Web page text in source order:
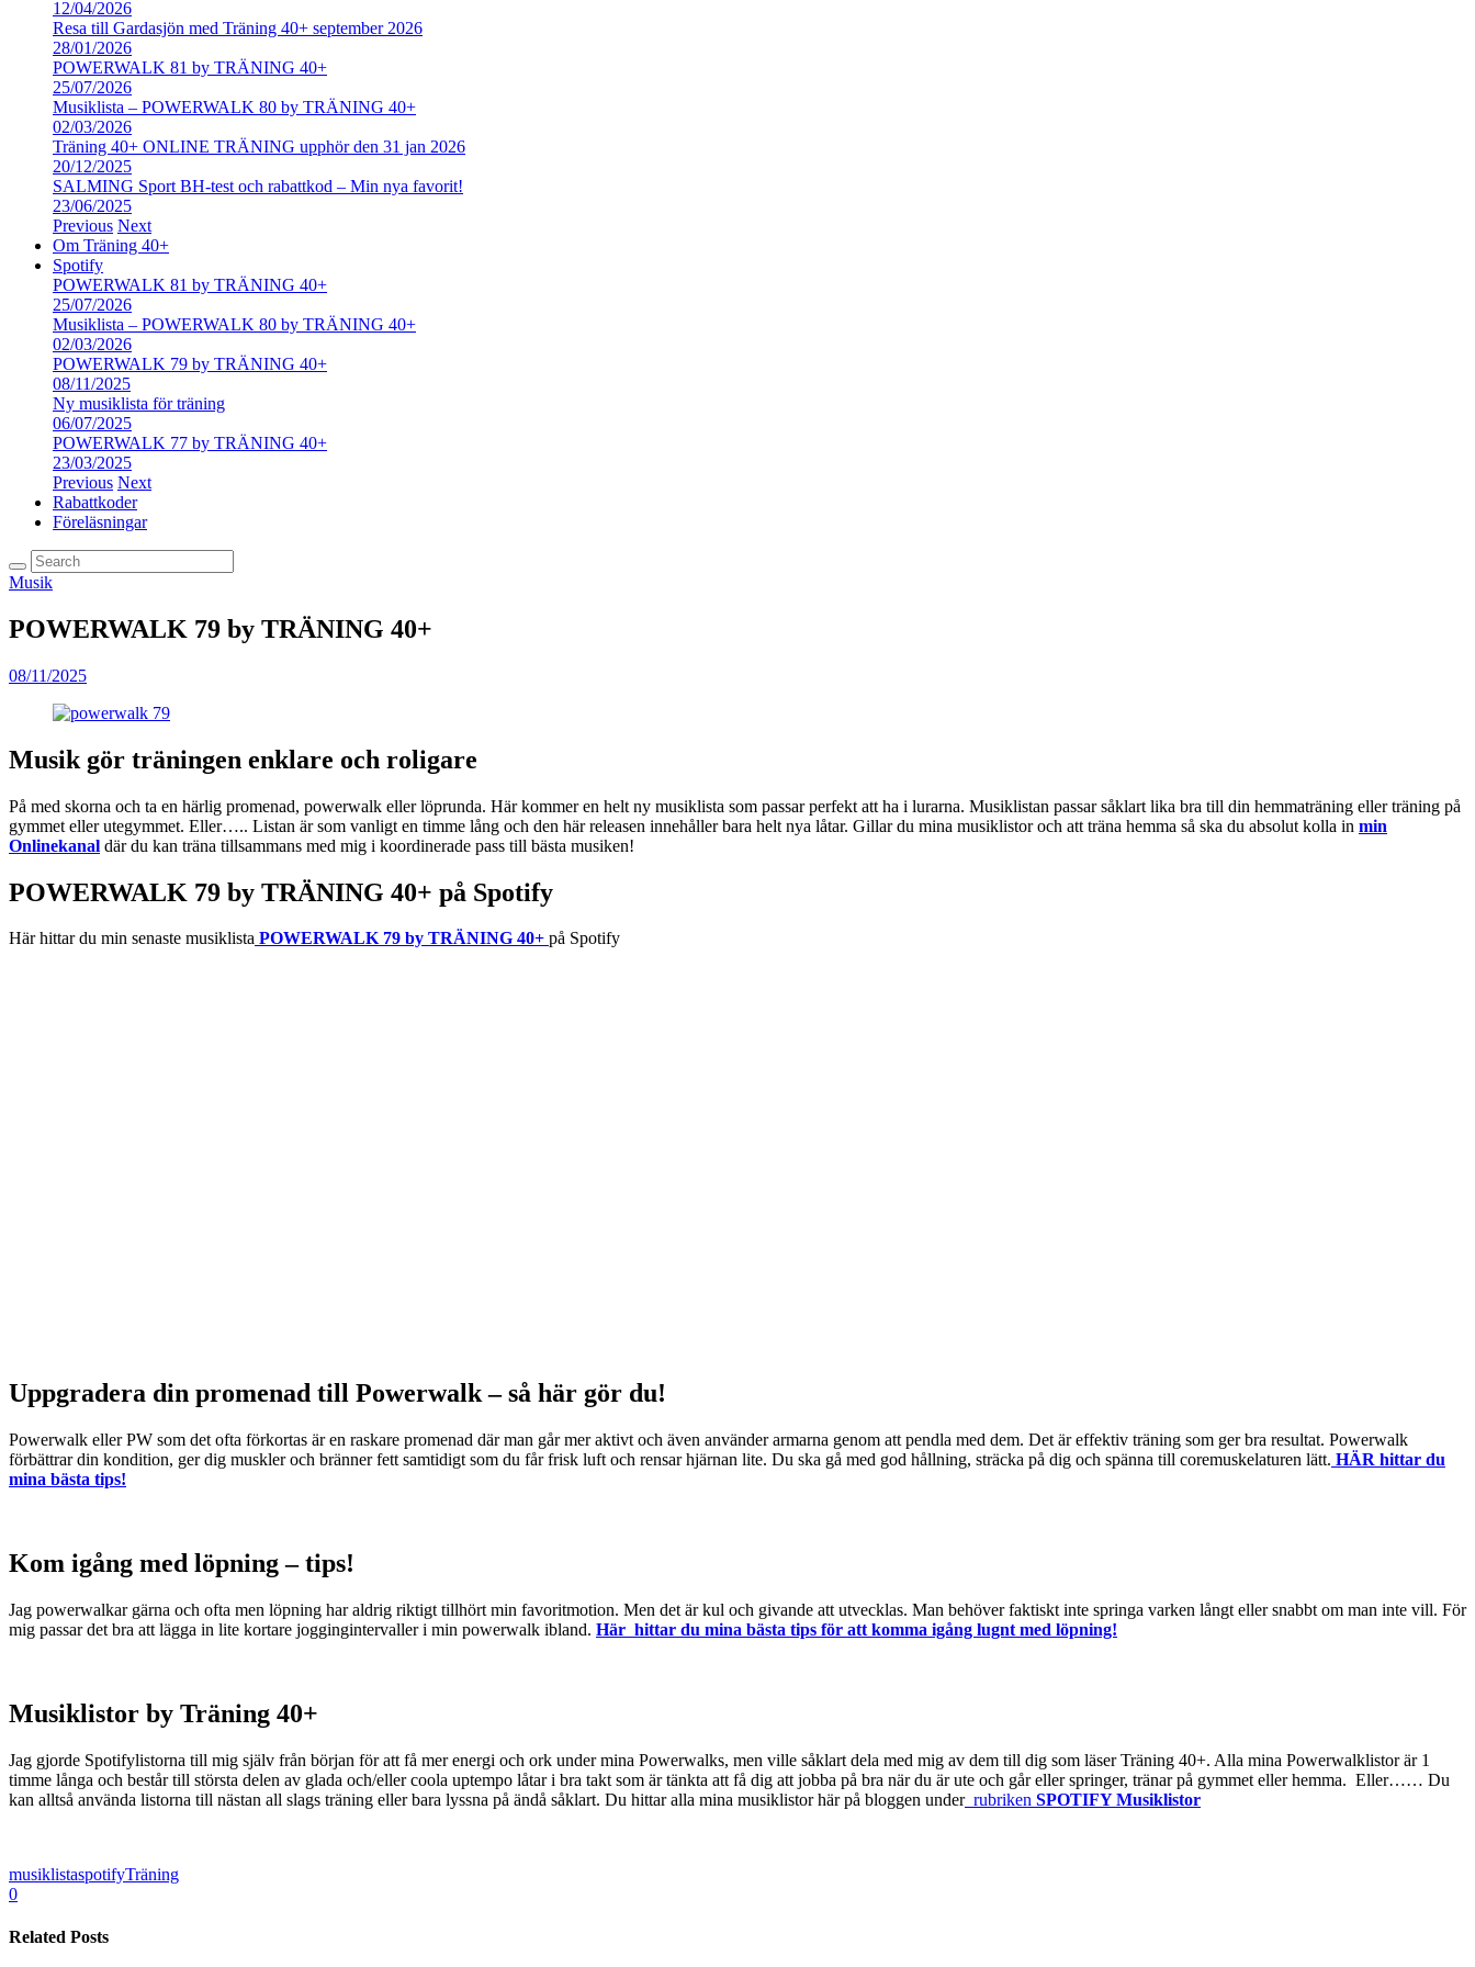
12/04/2026
Resa till Gardasjön med Träning 40+ september 2026
28/01/2026
POWERWALK 81 by TRÄNING 40+
25/07/2026
Musiklista – POWERWALK 80 by TRÄNING 40+
02/03/2026
Träning 40+ ONLINE TRÄNING upphör den 31 jan 2026
20/12/2025
SALMING Sport BH-test och rabattkod – Min nya favorit!
23/06/2025
Previous Next
Om Träning 40+
Spotify
POWERWALK 81 by TRÄNING 40+
25/07/2026
Musiklista – POWERWALK 80 by TRÄNING 40+
02/03/2026
POWERWALK 79 by TRÄNING 40+
08/11/2025
Ny musiklista för träning
06/07/2025
POWERWALK 77 by TRÄNING 40+
23/03/2025
Previous Next
Rabattkoder
Föreläsningar
Musik
POWERWALK 79 by TRÄNING 40+
08/11/2025
Musik gör träningen enklare och roligare
På med skorna och ta en härlig promenad, powerwalk eller löprunda. Här kommer en helt ny musiklista som passar perfekt att ha i lurarna. Musiklistan passar såklart lika bra till din hemmaträning eller träning på
gymmet eller utegymmet. Eller….. Listan är som vanligt en timme lång och den här releasen innehåller bara helt nya låtar. Gillar du mina musiklistor och att träna hemma så ska du absolut kolla in min
Onlinekanal där du kan träna tillsammans med mig i koordinerade pass till bästa musiken!
POWERWALK 79 by TRÄNING 40+ på Spotify
Här hittar du min senaste musiklista POWERWALK 79 by TRÄNING 40+ på Spotify
Uppgradera din promenad till Powerwalk – så här gör du!
Powerwalk eller PW som det ofta förkortas är en raskare promenad där man går mer aktivt och även använder armarna genom att pendla med dem. Det är effektiv träning som ger bra resultat. Powerwalk
förbättrar din kondition, ger dig muskler och bränner fett samtidigt som du får frisk luft och rensar hjärnan lite. Du ska gå med god hållning, sträcka på dig och spänna till coremuskelaturen lätt. HÄR hittar du
mina bästa tips!
Kom igång med löpning – tips!
Jag powerwalkar gärna och ofta men löpning har aldrig riktigt tillhört min favoritmotion. Men det är kul och givande att utvecklas. Man behöver faktiskt inte springa varken långt eller snabbt om man inte vill. För
mig passar det bra att lägga in lite kortare joggingintervaller i min powerwalk ibland. Här hittar du mina bästa tips för att komma igång lugnt med löpning!
Musiklistor by Träning 40+
Jag gjorde Spotifylistorna till mig själv från början för att få mer energi och ork under mina Powerwalks, men ville såklart dela med mig av dem till dig som läser Träning 40+. Alla mina Powerwalklistor är 1
timme långa och består till största delen av glada och/eller coola uptempo låtar i bra takt som är tänkta att få dig att jobba på bra när du är ute och går eller springer, tränar på gymmet eller hemma. Eller…… Du
kan alltså använda listorna till nästan all slags träning eller bara lyssna på ändå såklart. Du hittar alla mina musiklistor här på bloggen underrubriken SPOTIFY Musiklistor
musiklistaspotifyTräning
0
Related Posts